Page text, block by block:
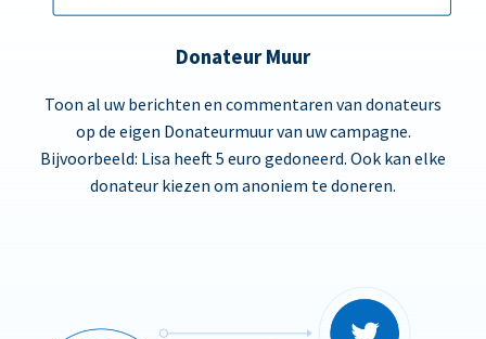
Donateur Muur
Toon al uw berichten en commentaren van donateurs
op de eigen Donateurmuur van uw campagne.
Bijvoorbeeld: Lisa heeft 5 euro gedoneerd. Ook kan elke
donateur kiezen om anoniem te doneren.